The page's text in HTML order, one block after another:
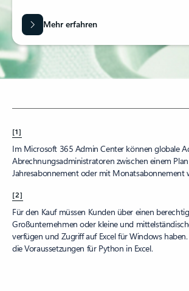
Mehr erfahren
[1]
Im Microsoft 365 Admin Center können globale
Abrechnungsadministratoren zwischen einem
Jahresabonnement oder mit Monatsabonnement
[2]
Für den Kauf müssen Kunden über einen
Großunternehmen oder kleine und
verfügen und Zugriff auf Excel für Windows haben.
die Voraussetzungen für Python in Excel.